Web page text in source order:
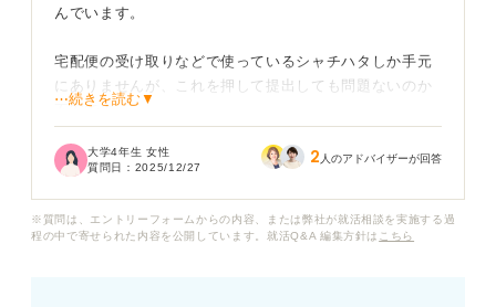
んでいます。
宅配便の受け取りなどで使っているシャチハタしか手元
にありませんが、これを押して提出しても問題ないのか
不安です。
承諾書のような大事な書類は、朱肉タイプの印鑑にする
シャチハタ以外を用意すべきか、そして印鑑を押す際に
⋯続きを読む▼
大学4年生 女性
質問日： 2025/12/27 2 人のアドバイザーが回答
※質問は、エントリーフォームからの内容、または弊社が就活相談を実施する過
程の中で寄せられた内容を公開しています。就活Q&A 編集方針は こちら